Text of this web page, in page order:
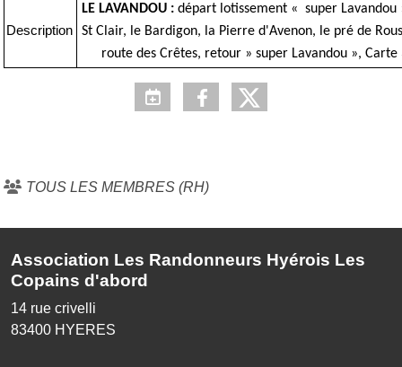
Description
LE LAVANDOU :départ lotissement « super Lavandou
St Clair, le Bardigon, la Pierre d'Avenon, le pré de
route des Crêtes, retour » super Lavandou », Carte
TOUS LES MEMBRES (RH)
Association Les Randonneurs Hyérois Les
Copains d'abord
14 rue crivelli
83400 HYERES